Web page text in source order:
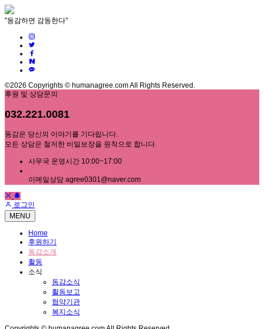
"동감하면 감동한다"
©2026 Copyrights © humanagree.com All Rights Reserved.
후원 및 상담문의
032.221.0081
동감은 당신의 이야기를 기다립니다.
모든 상담은 철저한 비밀보장을 원칙으로 합니다.
사무국 운영시간 10:00~17:00
이메일상담 agree0301@naver.com
로그인
MENU
Home
후원하기
동감소개
활동
소식
동감소식
활동보고
협약기관
복지소식